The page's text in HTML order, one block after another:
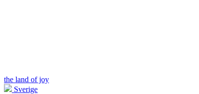
the land of joy
Sverige